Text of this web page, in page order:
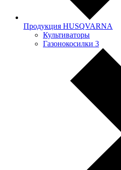
Продукция HUSQVARNA
Культиваторы
Газонокосилки 3